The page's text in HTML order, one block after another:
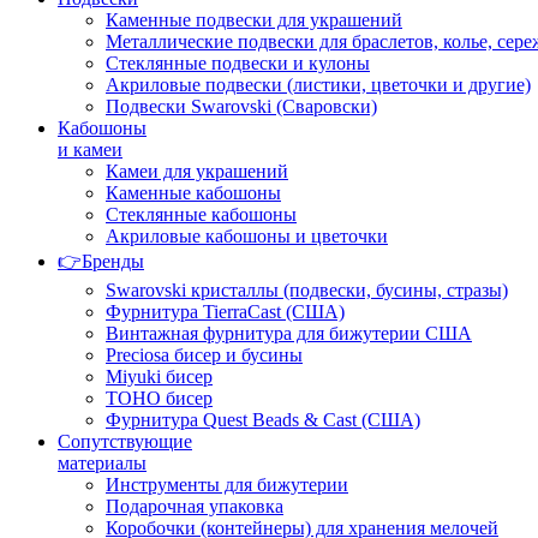
Каменные подвески для украшений
Металлические подвески для браслетов, колье,
Стеклянные подвески и кулоны
Акриловые подвески (листики, цветочки и другие)
Подвески Swarovski (Сваровски)
Кабошоны
и камеи
Камеи для украшений
Каменные кабошоны
Стеклянные кабошоны
Акриловые кабошоны и цветочки
👉Бренды
Swarovski кристаллы (подвески, бусины, стразы)
Фурнитура TierraCast (США)
Винтажная фурнитура для бижутерии США
Preciosa бисер и бусины
Miyuki бисер
TOHO бисер
Фурнитура Quest Beads & Cast (США)
Сопутствующие
материалы
Инструменты для бижутерии
Подарочная упаковка
Коробочки (контейнеры) для хранения мелочей